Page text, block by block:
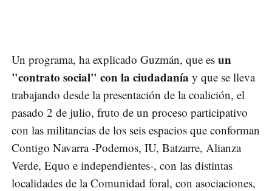
Un programa, ha explicado Guzmán, que es un
"contrato social" con la ciudadanía y que se lleva
trabajando desde la presentación de la coalición, el
pasado 2 de julio, fruto de un proceso participativo
con las militancias de los seis espacios que conforman
Contigo Navarra -Podemos, IU, Batzarre, Alianza
Verde, Equo e independientes-, con las distintas
localidades de la Comunidad foral, con asociaciones,